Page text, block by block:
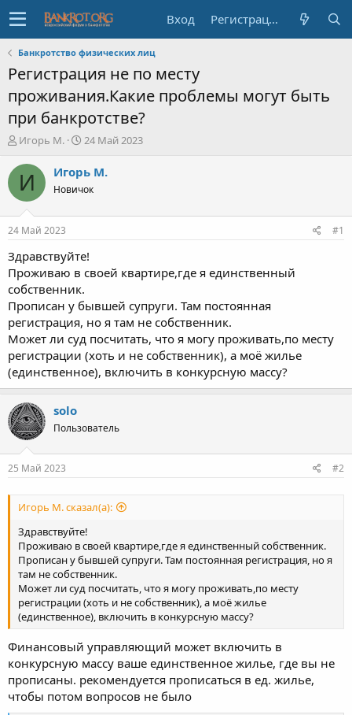
Вход Регистрация
Банкротство физических лиц
Регистрация не по месту
проживания.Какие проблемы могут быть
при банкротстве?
А
т
р
е
м
ы
Игорь М.
Д
т
н
л
24 Май 2023
И Игорь М.
Новичок
24 Май 2023 #1
Здравствуйте!
Проживаю в своей квартире,где я единственный
собственник.
Прописан у бывшей супруги. Там постоянная
регистрация, но я там не собственник.
Может ли суд посчитать, что я могу проживать,по месту
регистрации (хоть и не собственник), а моё жилье
(единственное), включить в конкурсную массу?
solo
Пользователь
25 Май 2023 #2
Игорь М. сказал(а):
Здравствуйте!
Проживаю в своей квартире,где я единственный собственник.
Прописан у бывшей супруги. Там постоянная регистрация, но я
там не собственник.
Может ли суд посчитать, что я могу проживать,по месту
регистрации (хоть и не собственник), а моё жилье
(единственное), включить в конкурсную массу?
Финансовый управляющий может включить в
конкурсную массу ваше единственное жилье, где вы не
прописаны. рекомендуется прописаться в ед. жилье,
чтобы потом вопросов не было